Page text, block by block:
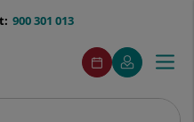
900 301 013
menuAcceso
Demaneu
cita
Aquest
enllaç
s'obrirà
una
El
meu
Aquest
enllaç
s'obrirà
una
finestra
Menú